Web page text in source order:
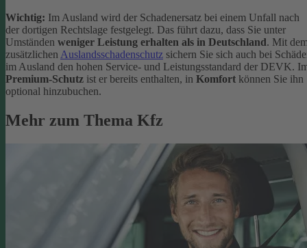
Wichtig: Im Ausland wird der Schadenersatz bei einem Unfall nach
der dortigen Rechtslage festgelegt. Das führt dazu, dass Sie unter
Umständen weniger Leistung erhalten als in Deutschland. Mit
zusätzlichenAuslandsschadenschutz sichern Sie sich auch bei
im Ausland den hohen Service- und Leistungsstandard der DEVK.
Premium-Schutz ist er bereits enthalten, in Komfort können Sie ihn
optional hinzubuchen.
Mehr zum Thema Kfz